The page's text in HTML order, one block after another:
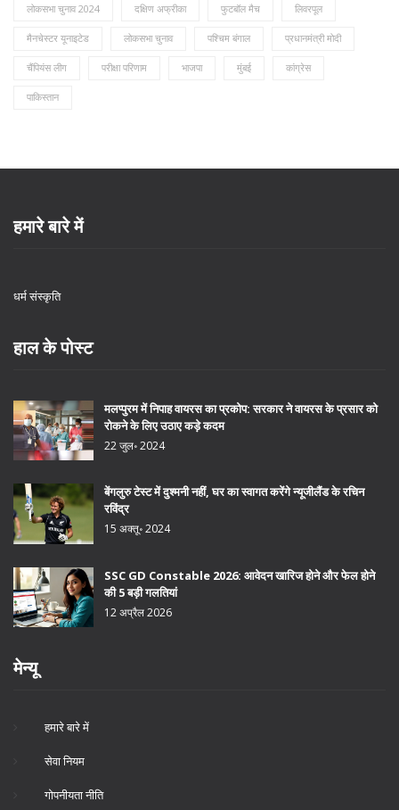
लोकसभा चुनाव 2024 दक्षिण अफ्रीका फुटबॉल मैच लिवरपूल
मैनचेस्टर यूनाइटेड लोकसभा चुनाव पश्चिम बंगाल प्रधानमंत्री मोदी
चैंपियंस लीग परीक्षा परिणाम भाजपा मुंबई कांग्रेस
पाकिस्तान
हमारे बारे में
धर्म संस्कृति
हाल के पोस्ट
मलप्पुरम में निपाह वायरस का प्रकोप: सरकार ने वायरस के प्रसार को
रोकने के लिए उठाए कड़े कदम
22 जुल॰ 2024
बेंगलुरु टेस्ट में दुश्मनी नहीं, घर का स्वागत करेंगे न्यूजीलैंड के रचिन
रविंद्र
15 अक्तू॰ 2024
SSC GD Constable 2026: आवेदन खारिज होने और फेल होने
की 5 बड़ी गलतियां
12 अप्रैल 2026
मेन्यू
हमारे बारे में
सेवा नियम
गोपनीयता नीति